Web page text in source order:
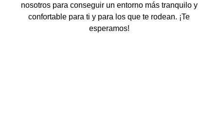
nosotros para conseguir un entorno más tranquilo y
confortable para ti y para los que te rodean. ¡Te
esperamos!